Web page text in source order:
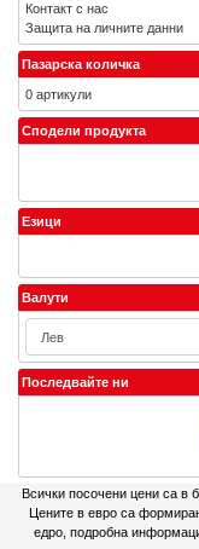
Контакт с нас
Защита на личните данни
Пазарска количка
0 артикули
Сподели продукта
Езици
Валути
Последвайте ни
Всички посочени цени са в
Цените в евро са
едро, подробна